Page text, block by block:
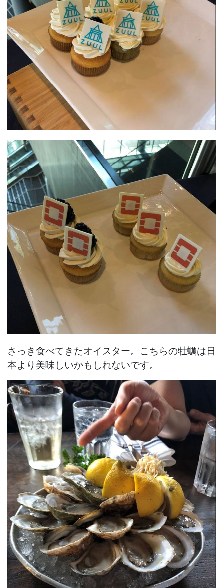
さっき食べてきたオイスター。こちらの牡蠣は日
本より美味しいかもしれないです。